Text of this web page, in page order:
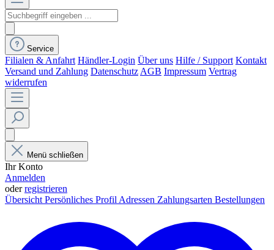
Service
Filialen & Anfahrt Händler-Login Über uns Hilfe / Support Kontakt
Versand und Zahlung Datenschutz AGB Impressum Vertrag
widerrufen
Menü schließen
Ihr Konto
Anmelden
oderregistrieren
Übersicht Persönliches Profil Adressen Zahlungsarten Bestellungen